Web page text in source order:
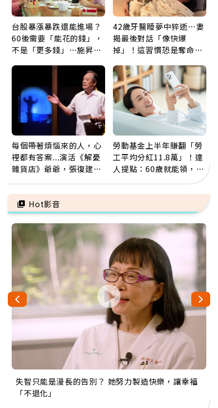
台股暴漲暴跌還能進場？
60後需要「能花的錢」，
不是「更多錢」…施昇
42歲牙醫睡夢中猝逝…妻
揭最後對話「像快爆
掉」！這習慣恐是奪命原
命交換
每個帶著煩惱來的人，心
裡都有答案...演活《解憂
雜貨店》爺爺，張復建：
善待自己
勞動基金上半年賺翻「勞
工平均分紅11.8萬」！達
人提點：60歲就能領，重
新就業還有隱藏版退休金
Hot影音
失智只能是漫長的告別？ 她努力製造快樂，讓幸福
「不退化」
來自剛果的巧克力神父 為台灣奉獻36年 「台灣是我
的家，我連作夢都講台語！」
63歲卸矽谷副總、搬回台灣找快樂！「蛋黃哥小
丑」走進安養院，逗樂上萬爺奶：退休後才開始真
104歲打破金氏世界紀錄 成為全球最年長羽球選
手，分享長壽的秘密原來是「這個」
事業巔峰他選擇追夢…黑手阿伯拉小提琴還登上小
巨蛋！連CNN都大讚！